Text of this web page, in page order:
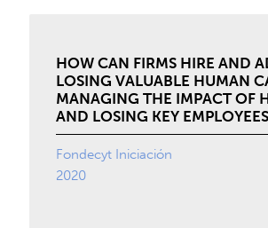
HOW CAN FIRMS HIRE AND
LOSING VALUABLE HUMAN
MANAGING THE IMPACT OF
AND LOSING KEY EMPLOYEES
Fondecyt Iniciación
2020